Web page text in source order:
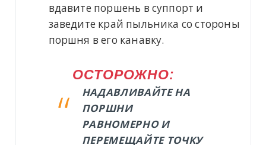
вдавите поршень в суппорт и
заведите край пыльника со стороны
поршня в его канавку.
ОСТОРОЖНО:
НАДАВЛИВАЙТЕ НА
ПОРШНИ
РАВНОМЕРНО И
ПЕРЕМЕЩАЙТЕ ТОЧКУ